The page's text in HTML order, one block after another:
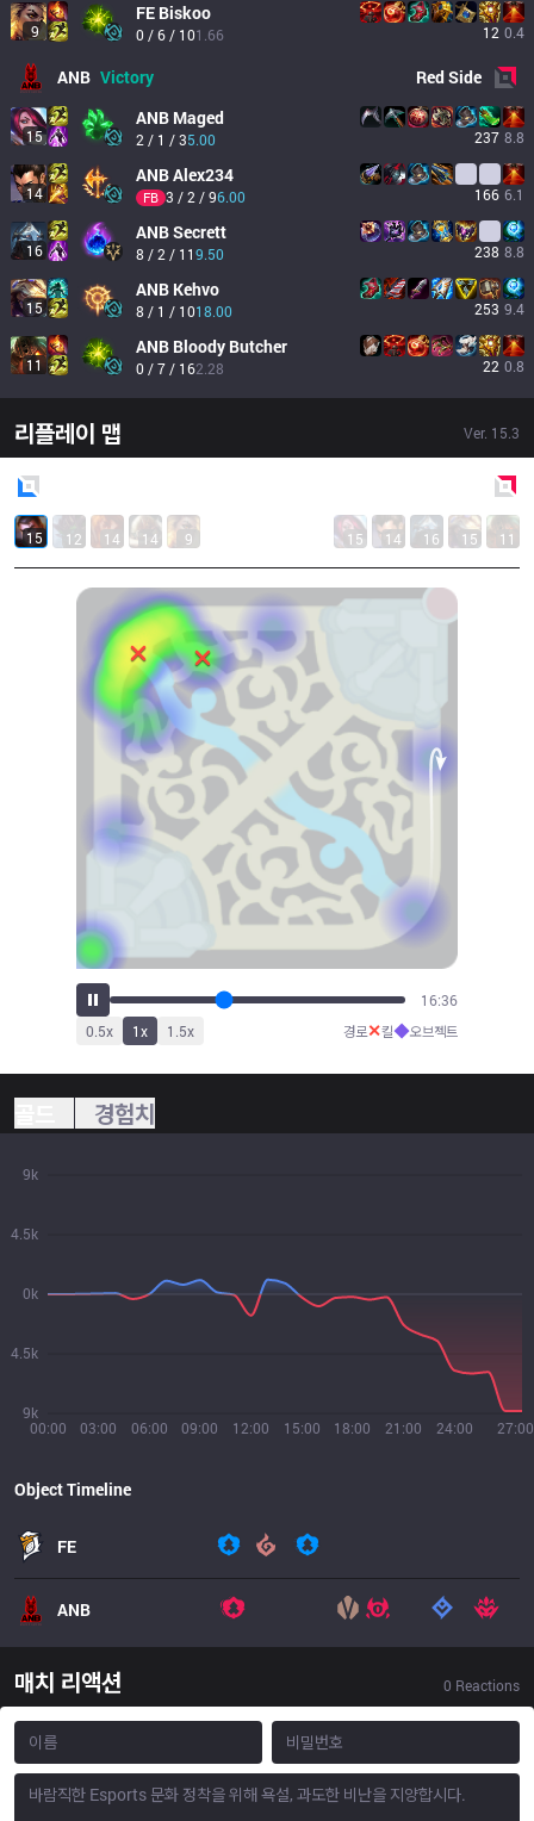
9
FE Biskoo
0 / 6 / 101.66 12 0.4
ANB Victory RedSide
15
ANB Maged
2 / 1 / 35.00 237 8.8
14
ANBAlex234
FB 3 / 2 / 96.00 166 6.1
16
ANBSecrett
8 / 2 / 119.50 238 8.8
15
ANB Kehvo
8 / 1 / 1018.00 253 9.4
11
ANB Bloody Butcher
0 / 7 / 162.28 22 0.8
리플레이 맵 Ver. 15.3
15 12 14 14 9 15 14 16 15 11
18:20
0.5x 1x 1.5x 경로✕킬◆오브젝트
경험치
00:00 03:00 06:00 09:00 12:00 15:00 18:00 21:00 24:00 27:00
9k
4.5k
0k
4.5k
9k
Object Timeline
FE
ANB
매치 리액션 0 Reactions